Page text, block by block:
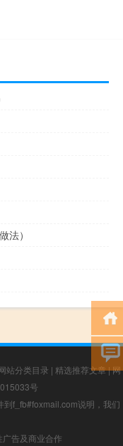
法）
站分类目录 | 精选推荐文章|网
号
到f_fb#foxmail.com说明，我们
告及商业合作